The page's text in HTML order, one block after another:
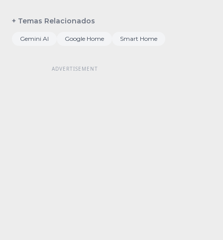
+ Temas Relacionados
Gemini AI Google Home Smart Home